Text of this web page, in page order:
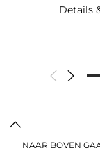
Details
NAAR BOVEN